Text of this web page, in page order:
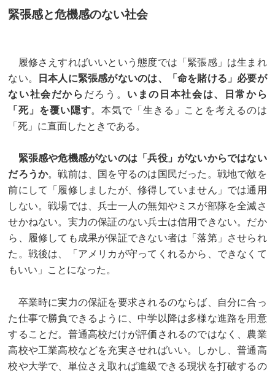
緊張感と危機感のない社会
履修さえすればいいという態度では「緊張感」は生まれ
ない。
日本人に緊張感がないのは、「命を賭ける」必要が
ない社会だから だろう。 いまの日本社会は、日常から
「死」を覆い隠す。本気で「生きる」ことを考えるのは
「死」に直面したときである。
緊張感や危機感がないのは「兵役」がないからではない
だろうか。戦前は、国を守るのは国民だった。戦地で敵を
前にして「履修しましたが、修得していません」では通用
しない。戦場では、兵士一人の無知やミスが部隊を全滅さ
せかねない。実力の保証のない兵士は信用できない。だか
ら、履修しても成果が保証できない者は「落第」させられ
た。戦後は、「アメリカが守ってくれるから、できなくて
もいい」ことになった。
卒業時に実力の保証を要求されるのならば、自分に合っ
た仕事で勝負できるように、中学以降は多様な進路を用意
することだ。普通高校だけが評価されるのではなく、農業
高校や工業高校などを充実させればいい。しかし、普通高
校や大学で、単位さえ取れば進級できる現状を打破するの